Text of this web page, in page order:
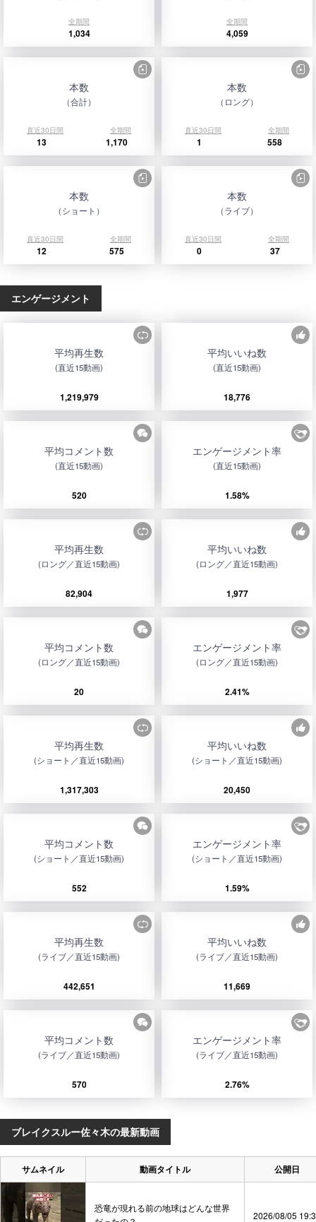
全期間
1,034
全期間
4,059
本数
（合計）
直近30日間 全期間
13 1,170
本数
（ロング）
直近30日間 全期間
1 558
本数
（ショート）
直近30日間 全期間
12 575
本数
（ライブ）
直近30日間 全期間
0 37
エンゲージメント
平均再生数
(直近15動画)
1,219,979
平均いいね数
(直近15動画)
18,776
平均コメント数
(直近15動画)
520
エンゲージメント率
(直近15動画)
1.58%
平均再生数
(ロング／直近15動画)
82,904
平均いいね数
(ロング／直近15動画)
1,977
平均コメント数
(ロング／直近15動画)
20
エンゲージメント率
(ロング／直近15動画)
2.41%
平均再生数
(ショート／直近15動画)
1,317,303
平均いいね数
(ショート／直近15動画)
20,450
平均コメント数
(ショート／直近15動画)
552
エンゲージメント率
(ショート／直近15動画)
1.59%
平均再生数
(ライブ／直近15動画)
442,651
平均いいね数
(ライブ／直近15動画)
11,669
平均コメント数
(ライブ／直近15動画)
570
エンゲージメント率
(ライブ／直近15動画)
2.76%
ブレイクスルー佐々木の最新動画
サムネイル 動画タイトル 公開日
恐竜が現れる前の地球はどんな世界
2026/08/05